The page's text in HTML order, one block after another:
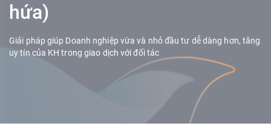
hứa)
Giải pháp giúp Doanh nghiệp vừa và nhỏ đầu tư dễ dàng hơn, tăng
uy tín của KH trong giao dịch với đối tác